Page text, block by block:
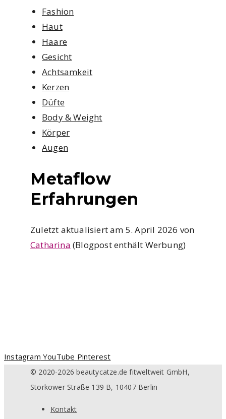
Fashion
Haut
Haare
Gesicht
Achtsamkeit
Kerzen
Düfte
Body & Weight
Körper
Augen
Metaflow
Erfahrungen
Zuletzt aktualisiert am 5. April 2026 von
Catharina (Blogpost enthält Werbung)
Instagram YouTube Pinterest
© 2020-2026 beautycatze.de fitweltweit GmbH,
Storkower Straße 139 B, 10407 Berlin
Kontakt